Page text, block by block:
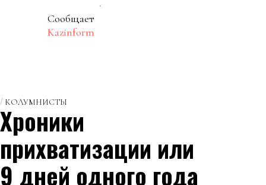
Сообщает
Kazinform
КОЛУМНИСТЫ
Хроники
прихватизации или
9 дней одного года